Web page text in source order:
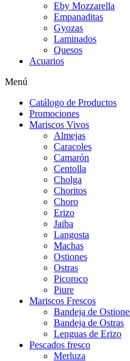
Eby Mozzarella
Empanaditas
Gyozas
Laminados
Quesos
Acuarios
Menú
Catálogo de Productos
Promociones
Mariscos Vivos
Almejas
Caracoles
Camarón
Centolla
Cholga
Choritos
Choro
Erizo
Jaiba
Langosta
Machas
Ostiones
Ostras
Picoroco
Piure
Mariscos Frescos
Bandeja de
Bandeja de Ostras
Lenguas de Erizo
Pescados fresco
Merluza